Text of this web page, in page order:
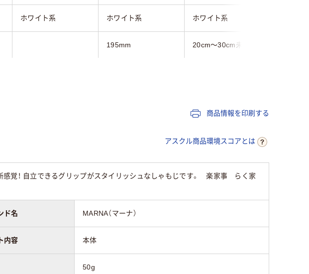
ホワイト系 ホワイト系 ホワイト系
195mm 20cm～30cm未満
商品情報を印刷する
アスクル商品環境スコアとは
感覚！ 自立できるグリップがスタイリッシュなしゃもじです。 楽家事 らく家
ド名 MARNA（マーナ）
内容 本体
50g